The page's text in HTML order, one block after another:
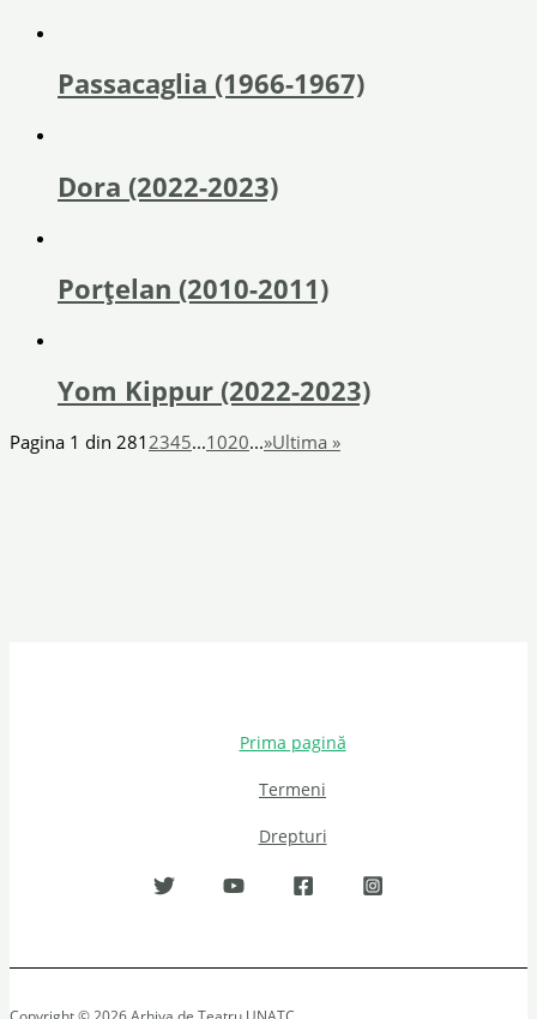
Passacaglia (1966-1967)
Dora (2022-2023)
Porțelan (2010-2011)
Yom Kippur (2022-2023)
Pagina 1 din 2812345...1020...»Ultima »
Prima pagină
Termeni
Drepturi